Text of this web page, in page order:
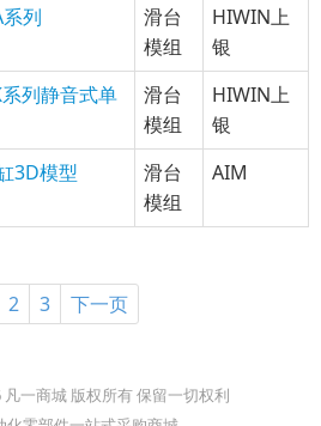
列
滑台
模组
HIWIN上
银
列静音式单
滑台
模组
HIWIN上
银
3D模型
滑台
模组
AIM
2 3 下一页
一商城 版权所有 保留一切权利